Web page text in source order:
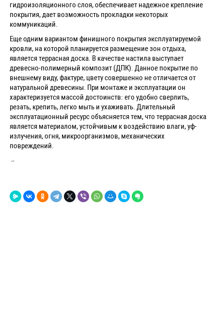
гидроизоляционного слоя, обеспечивает надежное крепление
покрытия, дает возможность прокладки некоторых
коммуникаций.
Еще одним вариантом финишного покрытия эксплуатируемой
кровли, на которой планируется размещение зон отдыха,
является террасная доска. В качестве настила выступает
древесно-полимерный композит (ДПК). Данное покрытие по
внешнему виду, фактуре, цвету совершенно не отличается от
натуральной древесины. При монтаже и эксплуатации он
характеризуется массой достоинств: его удобно сверлить,
резать, крепить, легко мыть и ухаживать. Длительный
эксплуатационный ресурс объясняется тем, что террасная доска
является материалом, устойчивым к воздействию влаги, уф-
излучения, огня, микроорганизмов, механических
повреждений.
→